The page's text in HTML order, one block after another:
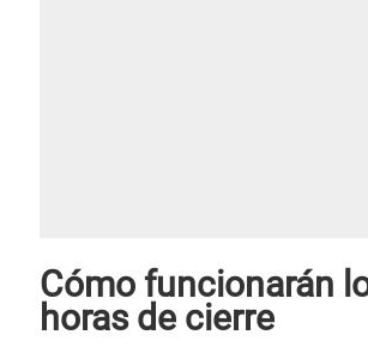
Cómo funcionarán
horas de cierre